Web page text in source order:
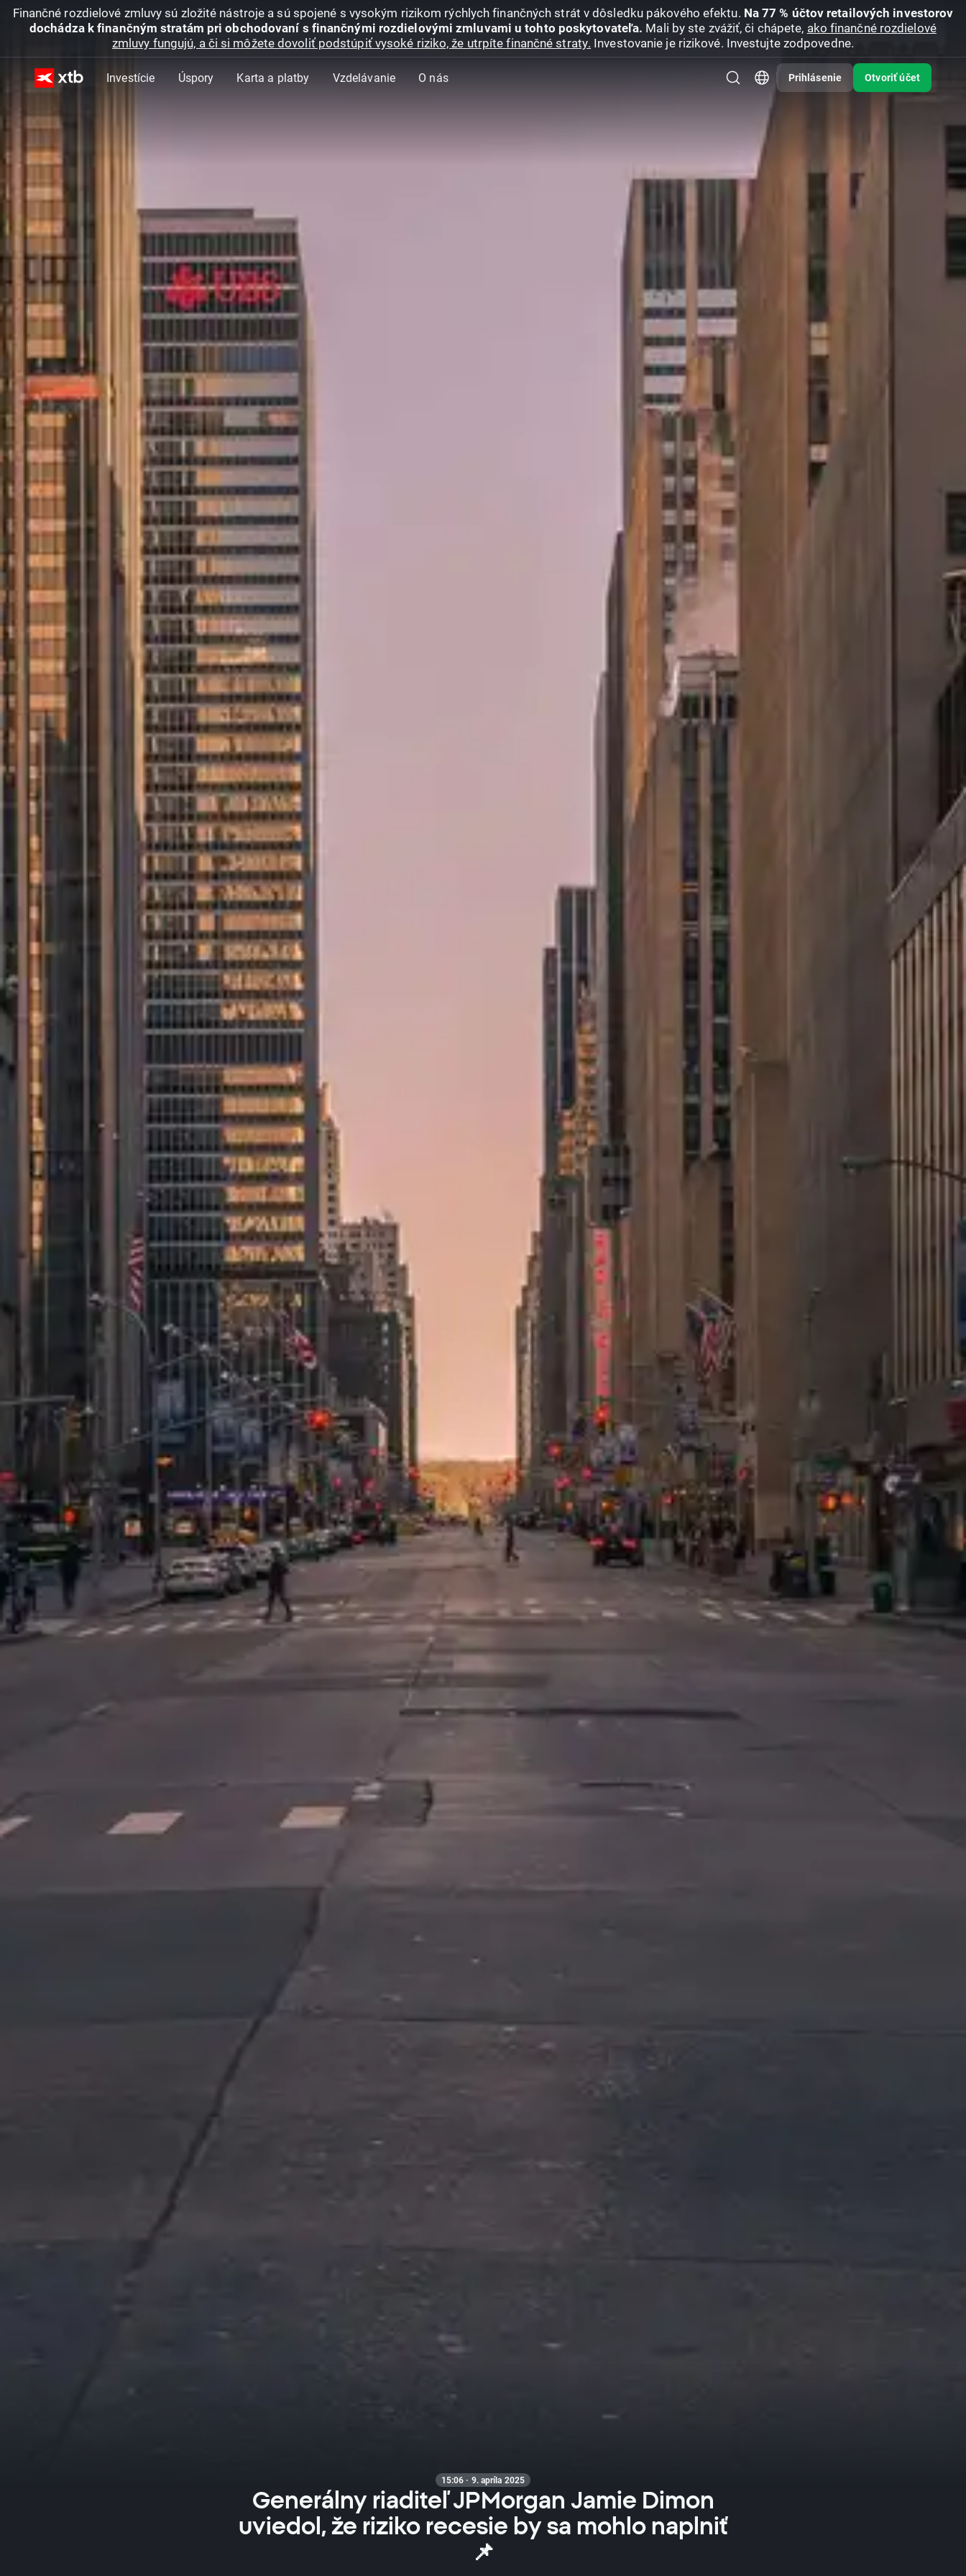
Finančné rozdielové zmluvy sú zložité nástroje a sú spojené s vysokým rizikom rýchlych finančných strát v dôsledku pákového efektu. Na 77 % účtov retailových investorov
dochádza k finančným stratám pri obchodovaní s finančnými rozdielovými zmluvami u tohto poskytovateľa. Mali by ste zvážiť, či chápete, ako finančné rozdielové
zmluvy fungujú, a či si môžete dovoliť podstúpiť vysoké riziko, že utrpíte finančné straty. Investovanie je rizikové. Investujte zodpovedne.
Investície Úspory Karta a platby Vzdelávanie O nás Prihlásenie Otvoriť účet
15:06 · 9. apríla 2025
Generálny riaditeľ JPMorgan Jamie Dimon
uviedol, že riziko recesie by sa mohlo naplniť
📌